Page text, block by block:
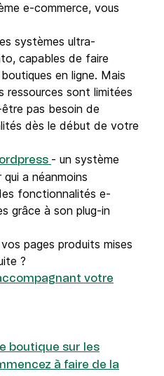
e-commerce, vous
systèmes ultra-
capables de faire
en ligne. Mais
ressources sont limitées
pas besoin de
dès le début de votre
- un système
a néanmoins
fonctionnalités e-
grâce à son plug-in
pages produits mises
?
votre
boutique sur les
à faire de la